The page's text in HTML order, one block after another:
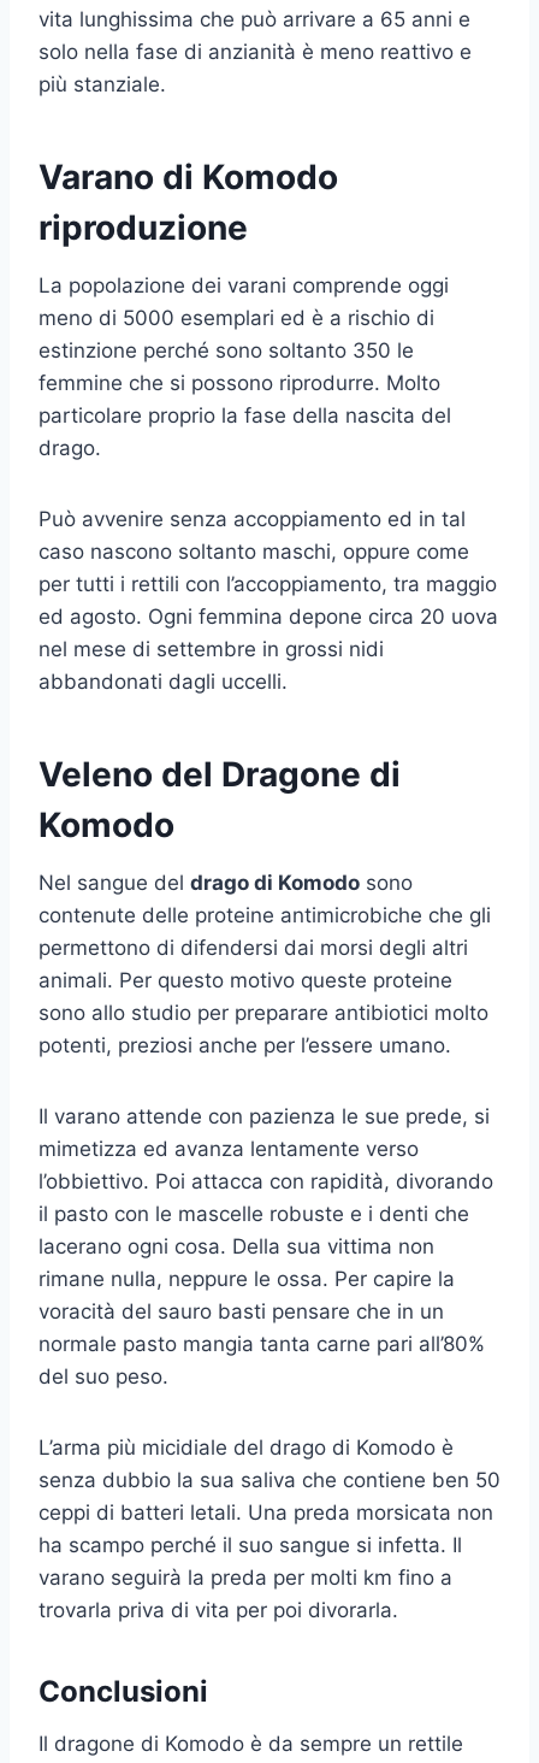
vita lunghissima che può arrivare a 65 anni e
solo nella fase di anzianità è meno reattivo e
più stanziale.
Varano di Komodo
riproduzione
La popolazione dei varani comprende oggi
meno di 5000 esemplari ed è a rischio di
estinzione perché sono soltanto 350 le
femmine che si possono riprodurre. Molto
particolare proprio la fase della nascita del
drago.
Può avvenire senza accoppiamento ed in tal
caso nascono soltanto maschi, oppure come
per tutti i rettili con l’accoppiamento, tra maggio
ed agosto. Ogni femmina depone circa 20 uova
nel mese di settembre in grossi nidi
abbandonati dagli uccelli.
Veleno del Dragone di
Komodo
Nel sangue del drago di Komodo sono
contenute delle proteine antimicrobiche che gli
permettono di difendersi dai morsi degli altri
animali. Per questo motivo queste proteine
sono allo studio per preparare antibiotici molto
potenti, preziosi anche per l’essere umano.
Il varano attende con pazienza le sue prede, si
mimetizza ed avanza lentamente verso
l’obbiettivo. Poi attacca con rapidità, divorando
il pasto con le mascelle robuste e i denti che
lacerano ogni cosa. Della sua vittima non
rimane nulla, neppure le ossa. Per capire la
voracità del sauro basti pensare che in un
normale pasto mangia tanta carne pari all’80%
del suo peso.
L’arma più micidiale del drago di Komodo è
senza dubbio la sua saliva che contiene ben 50
ceppi di batteri letali. Una preda morsicata non
ha scampo perché il suo sangue si infetta. Il
varano seguirà la preda per molti km fino a
trovarla priva di vita per poi divorarla.
Conclusioni
Il dragone di Komodo è da sempre un rettile